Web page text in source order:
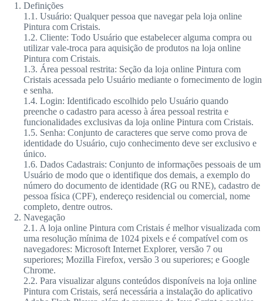
Definições
1.1. Usuário: Qualquer pessoa que navegar pela loja online
Pintura com Cristais.
1.2. Cliente: Todo Usuário que estabelecer alguma compra ou
utilizar vale-troca para aquisição de produtos na loja online
Pintura com Cristais.
1.3. Área pessoal restrita: Seção da loja online Pintura com
Cristais acessada pelo Usuário mediante o fornecimento de login
e senha.
1.4. Login: Identificado escolhido pelo Usuário quando
preenche o cadastro para acesso à área pessoal restrita e
funcionalidades exclusivas da loja online Pintura com Cristais.
1.5. Senha: Conjunto de caracteres que serve como prova de
identidade do Usuário, cujo conhecimento deve ser exclusivo e
único.
1.6. Dados Cadastrais: Conjunto de informações pessoais de um
Usuário de modo que o identifique dos demais, a exemplo do
número do documento de identidade (RG ou RNE), cadastro de
pessoa física (CPF), endereço residencial ou comercial, nome
completo, dentre outros.
Navegação
2.1. A loja online Pintura com Cristais é melhor visualizada com
uma resolução mínima de 1024 pixels e é compatível com os
navegadores: Microsoft Internet Explorer, versão 7 ou
superiores; Mozilla Firefox, versão 3 ou superiores; e Google
Chrome.
2.2. Para visualizar alguns conteúdos disponíveis na loja online
Pintura com Cristais, será necessária a instalação do aplicativo